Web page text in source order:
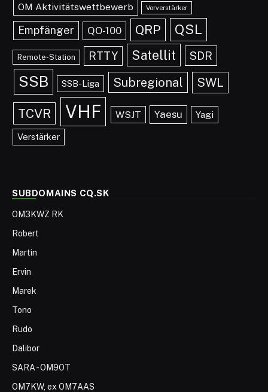
OM Aktivitätswettbewerb
Vorverstärker
Empfänger QO-100 QRP QSL
Remote-Station RTTY Satellit SDR
SSB SSB-Liga Subregional SWL
TCVR VHF WSJT Yaesu Yagi
Verstärker
SUBDOMAINS CQ.SK
OM3KWZ RK
Robert
Martin
Ervin
Marek
Tono
Rudo
Dalibor
SARA - OM9OT
OM7KW, ex OM7AAS